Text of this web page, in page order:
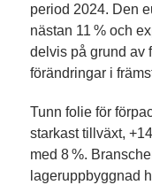
period 2024. Den
nästan 11 % och
delvis på grund av
förändringar i
Tunn folie för
starkast tillväxt,
med 8 %.
lageruppbyggnad